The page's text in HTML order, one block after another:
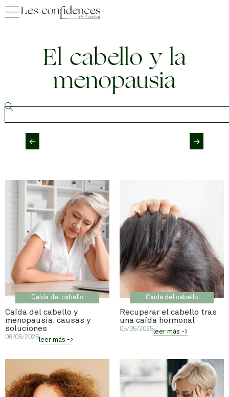
El cabello y la
menopausia
← →
Caída del cabello
Caída del cabello y
menopausia: causas y
soluciones
06/05/2025leer más ->
Caída del cabello
Recuperar el cabello tras
una caída hormonal
05/05/2025leer más ->